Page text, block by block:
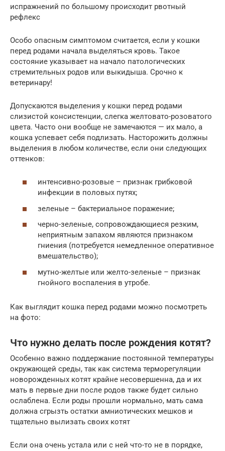
испражнений по большому происходит рвотный
рефлекс
Особо опасным симптомом считается, если у кошки
перед родами начала выделяться кровь. Такое
состояние указывает на начало патологических
стремительных родов или выкидыша. Срочно к
ветеринару!
Допускаются выделения у кошки перед родами
слизистой консистенции, слегка желтовато-розоватого
цвета. Часто они вообще не замечаются — их мало, а
кошка успевает себя подлизать. Насторожить должны
выделения в любом количестве, если они следующих
оттенков:
интенсивно-розовые – признак грибковой
инфекции в половых путях;
зеленые – бактериальное поражение;
черно-зеленые, сопровождающиеся резким,
неприятным запахом являются признаком
гниения (потребуется немедленное оперативное
вмешательство);
мутно-желтые или желто-зеленые – признак
гнойного воспаления в утробе.
Как выглядит кошка перед родами можно посмотреть
на фото:
Что нужно делать после рождения котят?
Особенно важно поддержание постоянной температуры
окружающей среды, так как система терморегуляции
новорожденных котят крайне несовершенна, да и их
мать в первые дни после родов также будет сильно
ослаблена. Если роды прошли нормально, мать сама
должна сгрызть остатки амниотических мешков и
тщательно вылизать своих котят
Если она очень устала или с ней что-то не в порядке,